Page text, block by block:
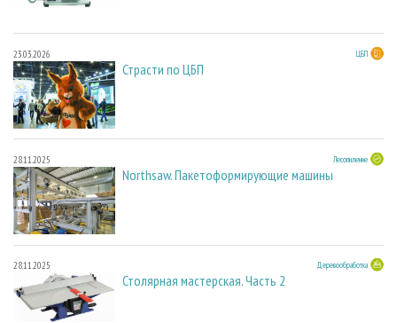
23.03.2026 ЦБП
Страсти по ЦБП
28.11.2025 Лесопиление
Northsaw. Пакетоформирующие машины
28.11.2025 Деревообработка
Столярная мастерская. Часть 2